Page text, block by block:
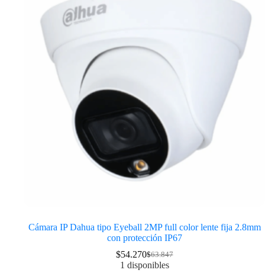
Cámara IP Dahua tipo Eyeball 2MP full color lente fija 2.8mm
con protección IP67
$63.847
$54.270
1 disponibles